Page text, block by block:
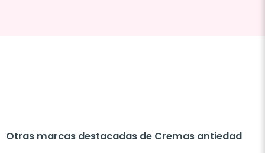
Otras marcas destacadas de Cremas antiedad